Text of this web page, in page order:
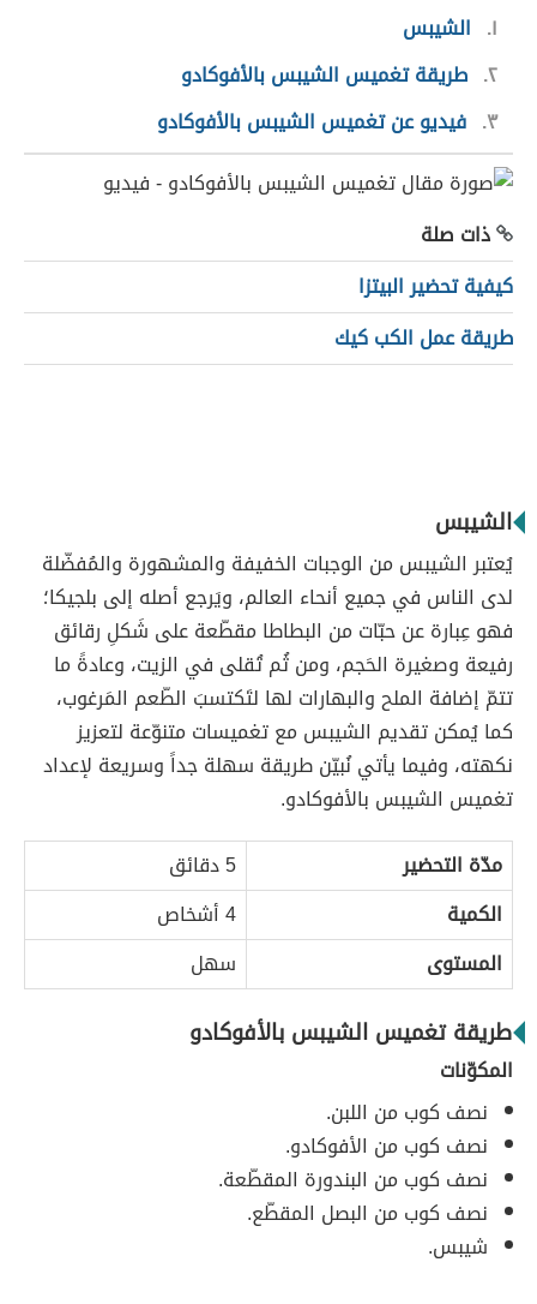
١
الشيبس
٢ طريقة تغميس الشيبس بالأفوكادو
٣ فيديو عن تغميس الشيبس بالأفوكادو
ذات صلة
كيفية تحضير البيتزا
طريقة عمل الكب كيك
الشيبس
يُعتبر الشيبس من الوجبات الخفيفة والمشهورة والمُفضّلة
لدى الناس في جميع أنحاء العالم، ويَرجع أصله إلى بلجيكا؛
فهو عِبارة عن حبّات من البطاطا مقطّعة على شَكلِ رقائق
رفيعة وصغيرة الحَجم، ومن ثُم تُقلى في الزيت، وعادةً ما
تتمّ إضافة الملح والبهارات لها لتَكتسبَ الطّعم المَرغوب،
كما يُمكن تقديم الشيبس مع تغميسات متنوّعة لتعزيز
نكهته، وفيما يأتي نُبيّن طريقة سهلة جداً وسريعة لإعداد
تغميس الشيبس بالأفوكادو.
مدّة التحضير
5 دقائق
الكمية
4 أشخاص
المستوى
سهل
طريقة تغميس الشيبس بالأفوكادو
المكوّنات
نصف كوب من اللبن.
نصف كوب من الأفوكادو.
نصف كوب من البندورة المقطّعة.
نصف كوب من البصل المقطّع.
شيبس.